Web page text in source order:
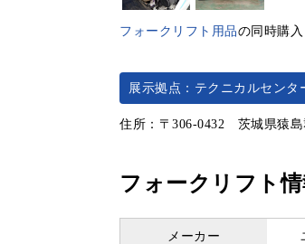
フォークリフト用品の同時購入
展示拠点：テクニカルセンタ
住所：〒306-0432 茨城県猿
フォークリフト
メーカー